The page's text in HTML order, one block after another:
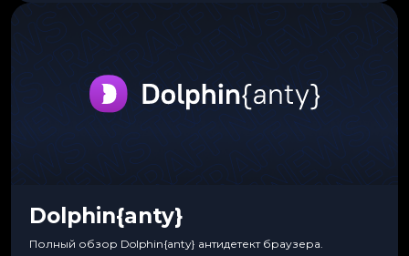
Dolphin{anty}
Полный обзор Dolphin{anty} антидетект браузера.